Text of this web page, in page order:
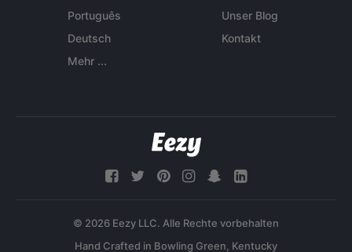
Português
Deutsch
Mehr ...
Unser Blog
Kontakt
© 2026 Eezy LLC. Alle Rechte vorbehalten